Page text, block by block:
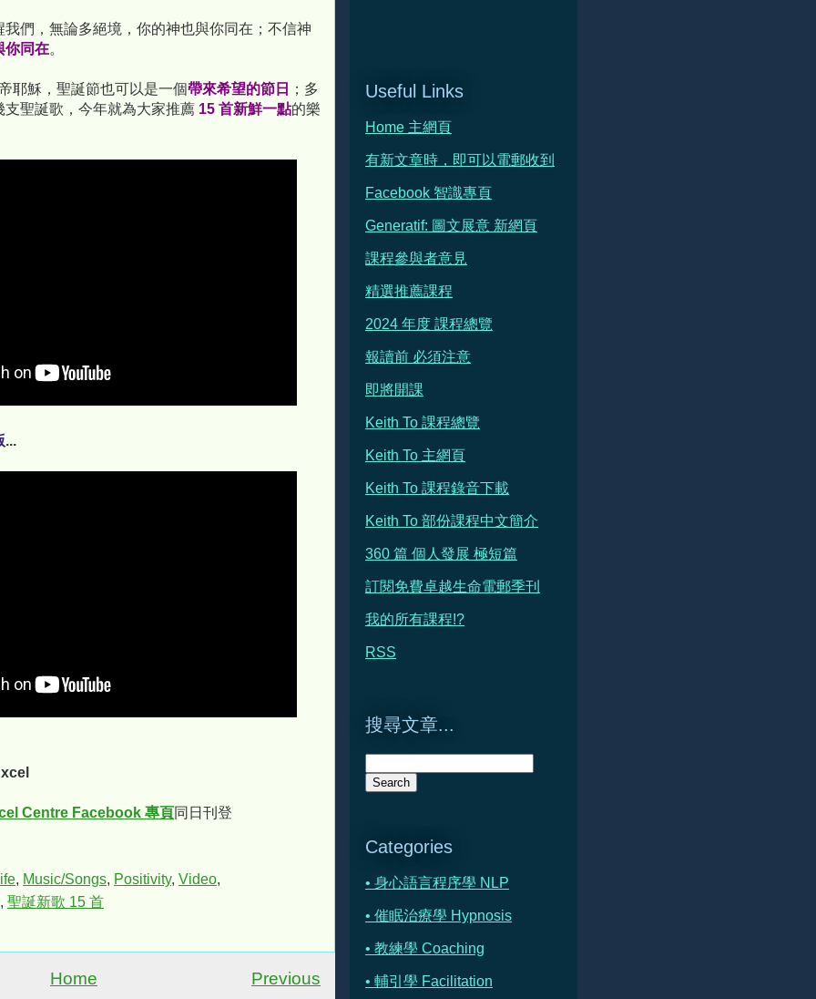
們，無論多絕境，你的神也與你同在；不信神
你同在。
耶穌，聖誕節也可以是一個帶來希望的節日
；多
聖誕歌，今年就為大家推薦 15 首新鮮一點的樂
...
Centre Facebook 專頁同日刊登
, Music/Songs, Positivity, Video,
, 聖誕新歌 15 首
Previous
Home
Useful Links
Home 主網頁
有新文章時，即可以電郵收到
Facebook 智識專頁
Generatif: 圖文展意 新網頁
課程參與者意見
精選推薦課程
2024 年度 課程總覽
報讀前 必須注意
即將開課
Keith To 課程總覽
Keith To 主網頁
Keith To 課程錄音下載
Keith To 部份課程中文簡介
360 篇 個人發展 極短篇
訂閱免費卓越生命電郵季刊
我的所有課程!?
RSS
搜尋文章...
Categories
• 身心語言程序學 NLP
• 催眠治療學 Hypnosis
• 教練學 Coaching
• 輔引學 Facilitation